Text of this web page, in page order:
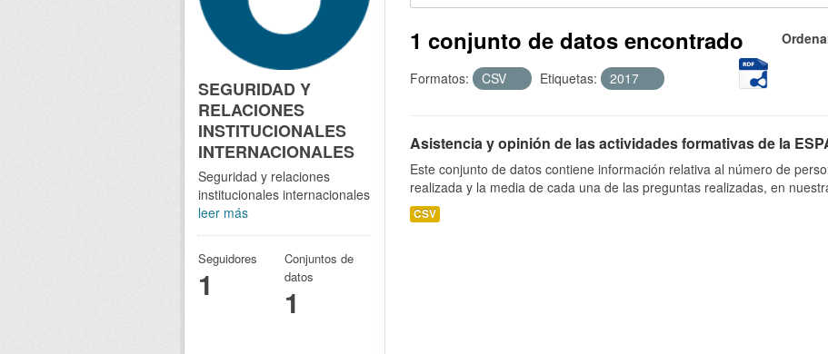
1 conjunto de datos encontrado
Formatos: CSV Etiquetas: 2017
Asistencia y opinión de las actividades formativas de la
Este conjunto de datos contiene información relativa al número de
realizada y la media de cada una de las preguntas realizadas, en
CSV
SEGURIDAD Y
RELACIONES
INSTITUCIONALES
INTERNACIONALES
Seguridad y relaciones
institucionales internacionales
leer más
Seguidores
1
Conjuntos de
datos
1